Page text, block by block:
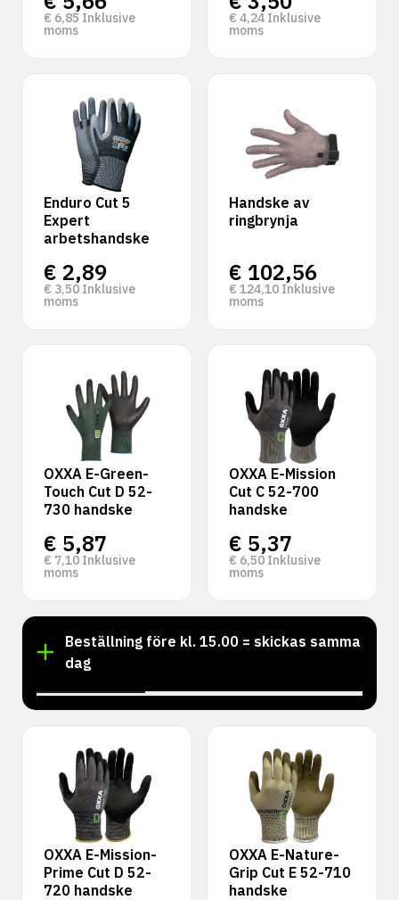
€ 6,85 Inklusive
moms
€ 4,24 Inklusive
moms
Enduro Cut 5
Expert
arbetshandske
€ 2,89
€ 3,50 Inklusive
moms
Handske av
ringbrynja
€ 102,56
€ 124,10 Inklusive
moms
OXXA E-Green-
Touch Cut D 52-
730 handske
€ 5,87
€ 7,10 Inklusive
moms
OXXA E-Mission
Cut C 52-700
handske
€ 5,37
€ 6,50 Inklusive
moms
Beställning före kl. 15.00 = skickas samma
dag
OXXA E-Mission-
Prime Cut D 52-
720 handske
OXXA E-Nature-
Grip Cut E 52-710
handske